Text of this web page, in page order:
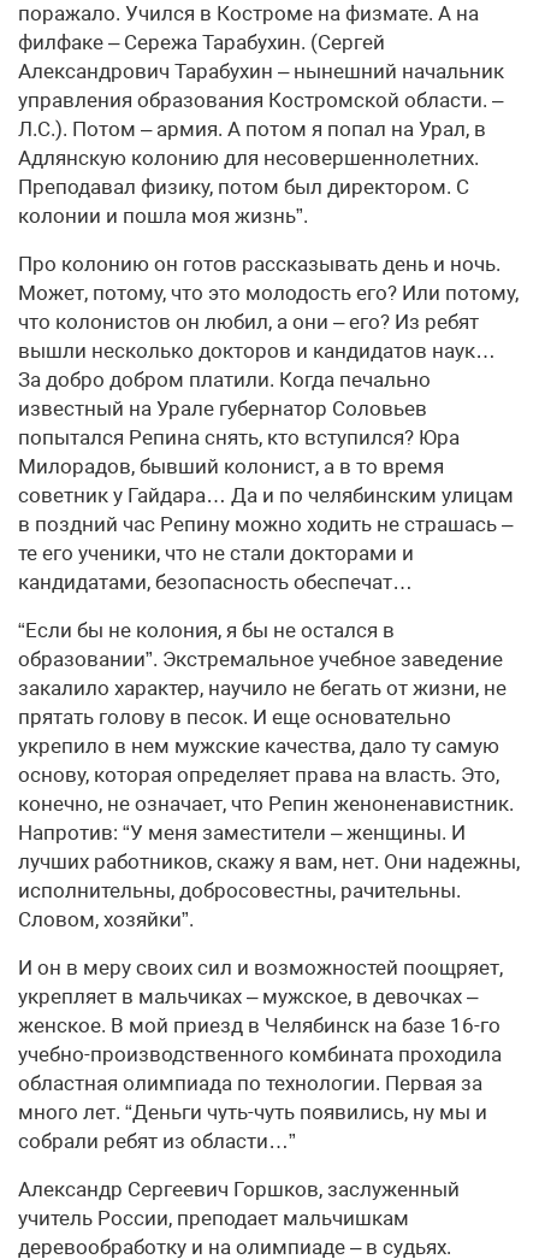
поражало. Учился в Костроме на физмате. А на
филфаке – Сережа Тарабухин. (Сергей
Александрович Тарабухин – нынешний начальник
управления образования Костромской области. –
Л.С.). Потом – армия. А потом я попал на Урал, в
Адлянскую колонию для несовершеннолетних.
Преподавал физику, потом был директором. С
колонии и пошла моя жизнь”.
Про колонию он готов рассказывать день и ночь.
Может, потому, что это молодость его? Или потому,
что колонистов он любил, а они – его? Из ребят
вышли несколько докторов и кандидатов наук…
За добро добром платили. Когда печально
известный на Урале губернатор Соловьев
попытался Репина снять, кто вступился? Юра
Милорадов, бывший колонист, а в то время
советник у Гайдара… Да и по челябинским улицам
в поздний час Репину можно ходить не страшась –
те его ученики, что не стали докторами и
кандидатами, безопасность обеспечат…
“Если бы не колония, я бы не остался в
образовании”. Экстремальное учебное заведение
закалило характер, научило не бегать от жизни, не
прятать голову в песок. И еще основательно
укрепило в нем мужские качества, дало ту самую
основу, которая определяет права на власть. Это,
конечно, не означает, что Репин женоненавистник.
Напротив: “У меня заместители – женщины. И
лучших работников, скажу я вам, нет. Они надежны,
исполнительны, добросовестны, рачительны.
Словом, хозяйки”.
И он в меру своих сил и возможностей поощряет,
укрепляет в мальчиках – мужское, в девочках –
женское. В мой приезд в Челябинск на базе 16-го
учебно-производственного комбината проходила
областная олимпиада по технологии. Первая за
много лет. “Деньги чуть-чуть появились, ну мы и
собрали ребят из области…”
Александр Сергеевич Горшков, заслуженный
учитель России, преподает мальчишкам
деревообработку и на олимпиаде – в судьях.